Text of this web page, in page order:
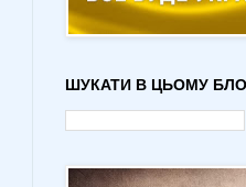
ШУКАТИ В ЦЬОМУ